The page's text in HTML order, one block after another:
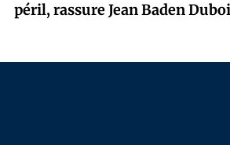
péril, rassure Jean Baden